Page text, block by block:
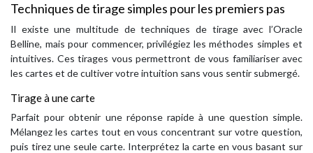
Techniques de tirage simples pour les premiers pas
Il existe une multitude de techniques de tirage avec l’Oracle
Belline, mais pour commencer, privilégiez les méthodes simples et
intuitives. Ces tirages vous permettront de vous familiariser avec
les cartes et de cultiver votre intuition sans vous sentir submergé.
Tirage à une carte
Parfait pour obtenir une réponse rapide à une question simple.
Mélangez les cartes tout en vous concentrant sur votre question,
puis tirez une seule carte. Interprétez la carte en vous basant sur